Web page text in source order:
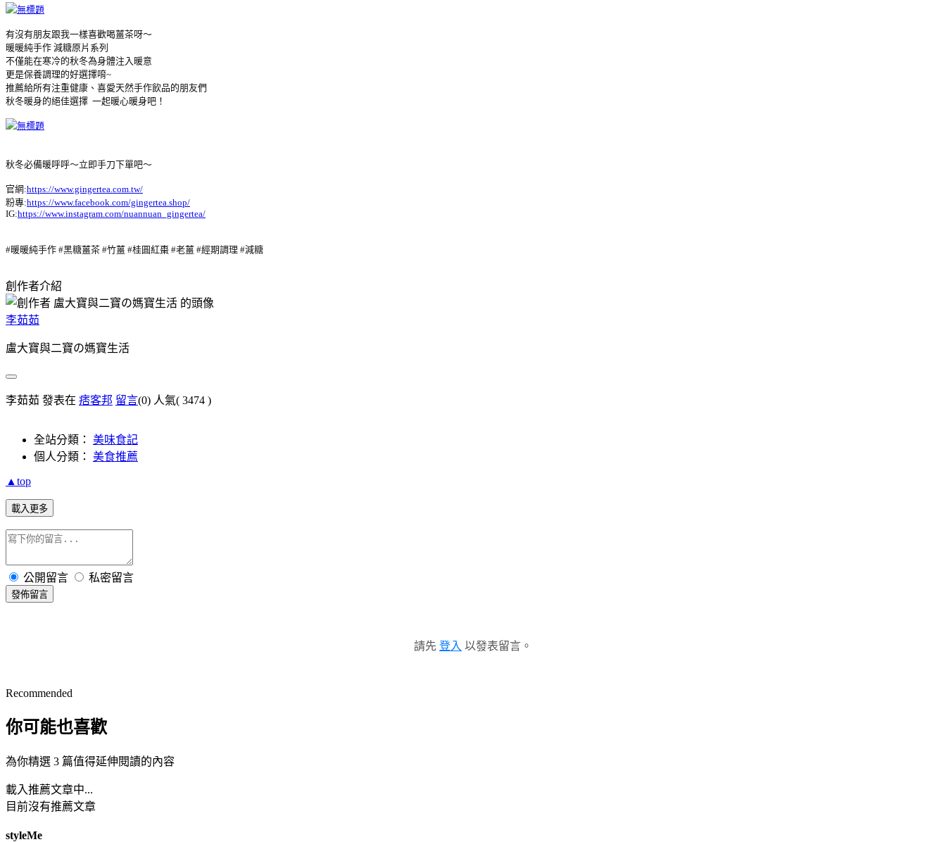
有沒有朋友跟我一樣喜歡喝薑茶呀～
暖暖純手作 減糖原片系列
不僅能在寒冷的秋冬為身體注入暖意
更是保養調理的好選擇唷~
推薦給所有注重健康、 喜愛天然手作飲品的朋友們
秋冬暖身的絕佳選擇 一起暖心暖身吧！
秋冬必備暖呼呼～立即手刀下單吧～
官網:https://www.gingertea.com.tw/
粉專:https://www.facebook.com/gingertea.shop/
IG:https://www.instagram.com/nuannuan_gingertea/
#暖暖純手作 #黑糖薑茶 #竹薑 #桂圓紅棗 #老薑 #經期調理 #減糖
創作者介紹
李茹茹
盧大寶與二寶の媽寶生活
李茹茹 發表在 痞客邦 留言(0) 人氣( 3474 )
全站分類： 美味食記
個人分類： 美食推薦
▲top
載入更多
公開留言 私密留言
發佈留言
請先 登入 以發表留言。
Recommended
你可能也喜歡
為你精選 3 篇值得延伸閱讀的內容
載入推薦文章中...
目前沒有推薦文章
styleMe